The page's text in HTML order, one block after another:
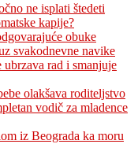
ne isplati štedeti
kapije?
obuke
svakodnevne navike
rad i smanjuje
olakšava roditeljstvo
vodič za mladence
iz Beograda ka moru